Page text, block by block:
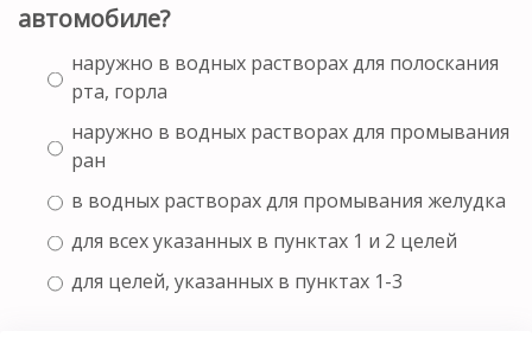
автомобиле?
наружно в водных растворах для полоскания
рта, горла
наружно в водных растворах для промывания
ран
в водных растворах для промывания желудка
для всех указанных в пунктах 1 и 2 целей
для целей, указанных в пунктах 1-3